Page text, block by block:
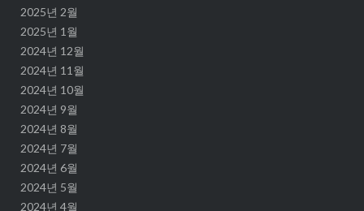
2025년 2월
2025년 1월
2024년 12월
2024년 11월
2024년 10월
2024년 9월
2024년 8월
2024년 7월
2024년 6월
2024년 5월
2024년 4월